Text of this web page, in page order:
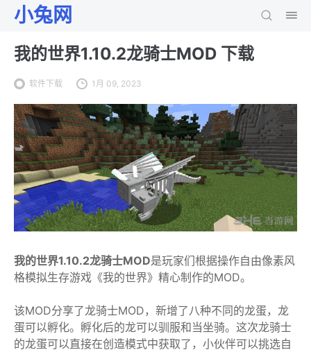
小兔网
我的世界1.10.2龙骑士MOD 下载
软件下载 1月 09, 2023
我的世界1.10.2龙骑士MOD是玩家们根据操作自由像素风
格模拟生存游戏《我的世界》精心制作的MOD。
该MOD分享了龙骑士MOD，新增了八种不同的龙蛋，龙
蛋可以孵化。孵化后的龙可以驯服和当坐骑。这次龙骑士
的龙蛋可以直接在创造模式中获取了，小伙伴可以挑选自